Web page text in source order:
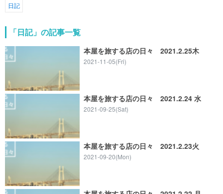
日記
「日記」の記事一覧
本屋を旅する店の日々 2021.2.25木
2021-11-05(Fri)
本屋を旅する店の日々 2021.2.24 水
2021-09-25(Sat)
本屋を旅する店の日々 2021.2.23火
2021-09-20(Mon)